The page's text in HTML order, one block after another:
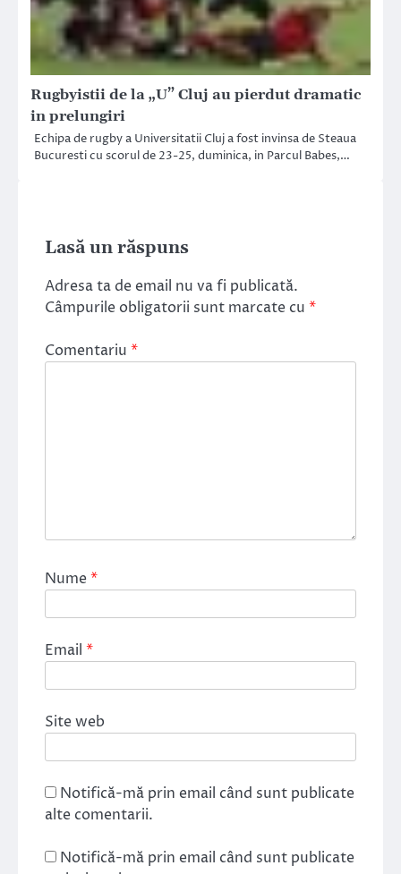
Rugbyistii de la „U” Cluj au pierdut dramatic
in prelungiri
Echipa de rugby a Universitatii Cluj a fost invinsa de Steaua
Bucuresti cu scorul de 23-25, duminica, in Parcul Babes,…
Lasă un răspuns
Adresa ta de email nu va fi publicată.
Câmpurile obligatorii sunt marcate cu *
Comentariu *
Nume*
Email *
Site web
Notifică-mă prin email când sunt publicate
alte comentarii.
Notifică-mă prin email când sunt publicate